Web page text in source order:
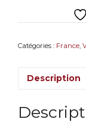
Vignes
Saint-
Catégories : France
Description